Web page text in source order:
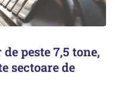
peste 7,5 tone,
sectoare de